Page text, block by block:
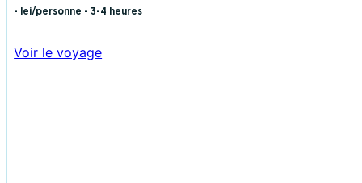
- lei/personne - 3-4 heures
Voir le voyage